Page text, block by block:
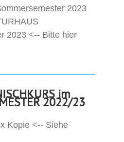
2023
2023 <-- Bitte hier
im
2022/23
Kopie <-- Siehe